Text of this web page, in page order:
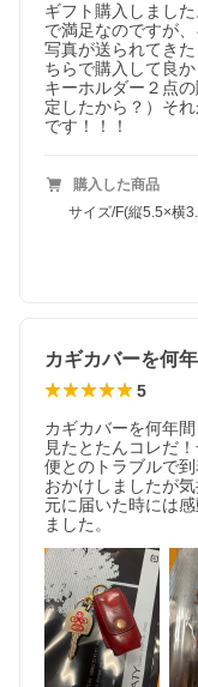
ギフト購入しまし
で満足なのですが
写真が送られてき
ちらで購入して良か
キーホルダー２点
定したから？）そ
です！！！
購入した商品
サイズ/F(縦5.5×横
5
カギカバーを何年
見たとたんコレだ
便とのトラブルで
おかけしましたが
元に届いた時には
ました。